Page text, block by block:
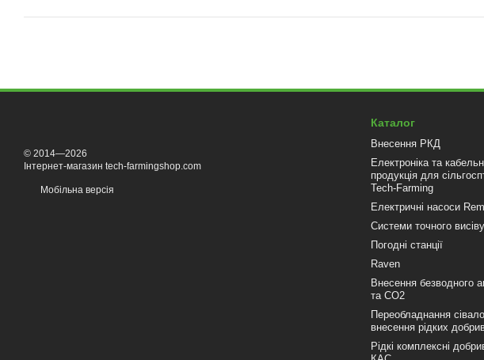
© 2014—2026
Інтернет-магазин tech-farmingshop.com
Мобільна версія
Каталог
Внесення РКД
Електроніка та
продукція для
Tech-Farming
Електричні насоси
Системи точного висіву
Погодні станції
Raven
Внесення безводного
та CO2
Переобладнання
внесення рідких
Рідкі комплексні